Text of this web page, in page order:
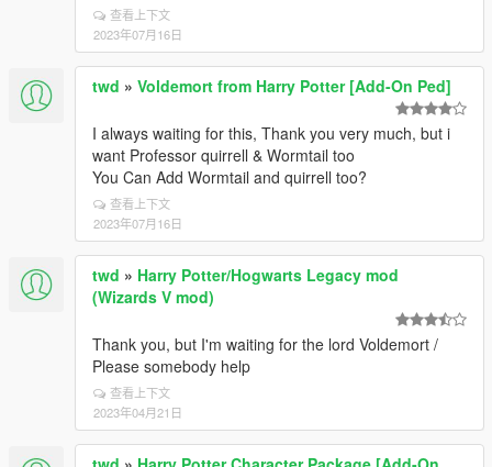
查看上下文
2023年07月16日
twd » Voldemort from Harry Potter [Add-On Ped]
I always waiting for this, Thank you very much, but i
want Professor quirrell & Wormtail too
You Can Add Wormtail and quirrell too?
查看上下文
2023年07月16日
twd » Harry Potter/Hogwarts Legacy mod
(Wizards V mod)
Thank you, but I'm waiting for the lord Voldemort /
Please somebody help
查看上下文
2023年04月21日